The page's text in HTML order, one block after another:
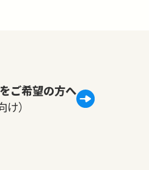
ご希望の方へ
）